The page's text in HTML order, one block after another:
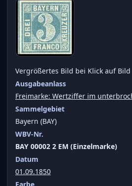
Vergrößertes Bild bei Klick auf Bild
Ausgabeanlass
Freimarke: Wertziffer im
Sammelgebiet
Bayern (BAY)
WBV-Nr.
BAY 00002 2 EM (Einzelmarke)
Datum
01.09.1850